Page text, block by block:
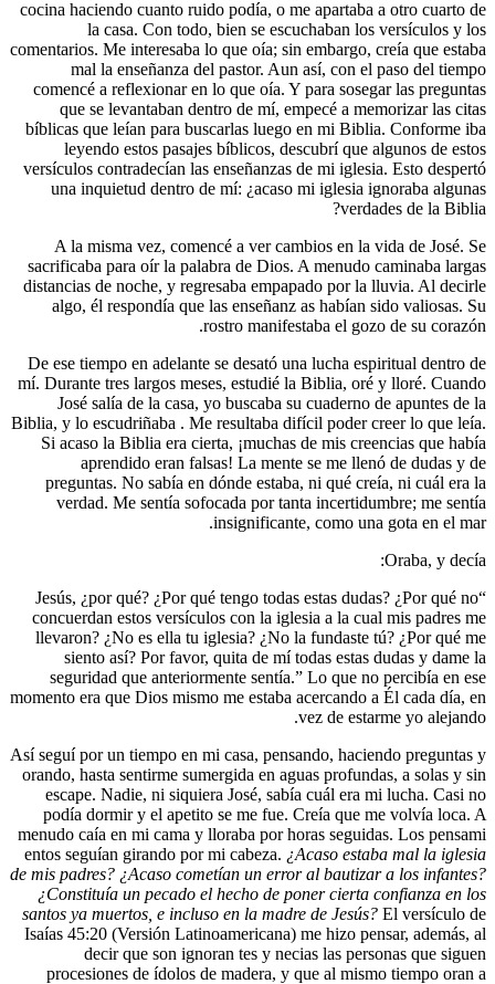
cocina
que
bíblicas
versículos
una
A la
distancias
algo,
De ese
mí.
José
Biblia, y lo
Si
“Jesús,
momento
Así seguí
orando,
podía
menudo
entos
de mis
santos ya
Isaías